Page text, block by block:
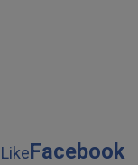
LikeFacebook